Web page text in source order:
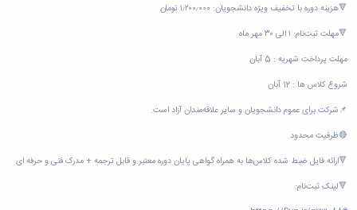
🔻هزینه دوره با تخفیف ویژه دانشجویان: ۱٫۲۰۰٫۰۰۰ تومان
🔻مهلت ثبت‌نام: ۱ الی ۳۰ مهر ماه
مهلت پرداخت شهریه : 5 آبان
شروع کلاس ها : 12 آبان
📌شرکت برای عموم دانشجویان و سایر علاقه‌مندان آزاد است.
🔴ظرفیت محدود
🔻ارائه فایل ضبط شده کلاس‌ها به همراه گواهی پایان دوره معتبر و قابل ترجمه + مدرک فنی و حرفه ای
🔻لینک ثبت‌نام: